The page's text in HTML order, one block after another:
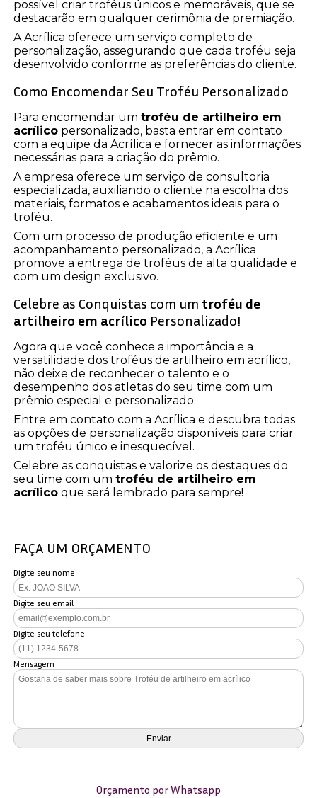
possível criar troféus únicos e memoráveis, que se
destacarão em qualquer cerimônia de premiação.
A Acrílica oferece um serviço completo de
personalização, assegurando que cada troféu seja
desenvolvido conforme as preferências do cliente.
Como Encomendar Seu Troféu Personalizado
Para encomendar umtroféu de artilheiro em
acrílico personalizado, basta entrar em contato
com a equipe da Acrílica e fornecer as informações
necessárias para a criação do prêmio.
A empresa oferece um serviço de consultoria
especializada, auxiliando o cliente na escolha dos
materiais, formatos e acabamentos ideais para o
troféu.
Com um processo de produção eficiente e um
acompanhamento personalizado, a Acrílica
promove a entrega de troféus de alta qualidade e
com um design exclusivo.
Celebre as Conquistas com um troféu de
artilheiro em acrílico Personalizado!
Agora que você conhece a importância e a
versatilidade dos troféus de artilheiro em acrílico,
não deixe de reconhecer o talento e o
desempenho dos atletas do seu time com um
prêmio especial e personalizado.
Entre em contato com a Acrílica e descubra todas
as opções de personalização disponíveis para criar
um troféu único e inesquecível.
Celebre as conquistas e valorize os destaques do
seu time com umtroféu de artilheiro em
acrílico que será lembrado para sempre!
FAÇA UM ORÇAMENTO
Digite seu nome
Digite seu email
Digite seu telefone
Mensagem
Orçamento por Whatsapp